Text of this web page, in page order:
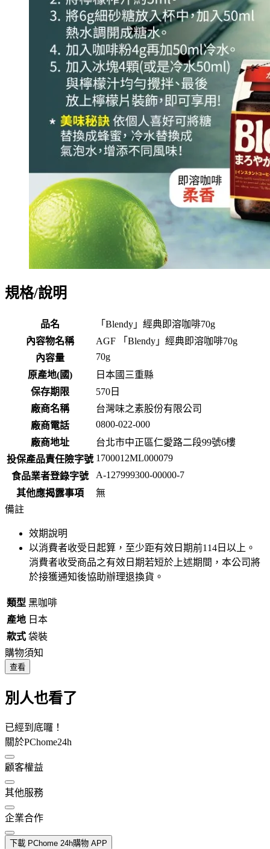
規格/說明
品名
「Blendy」經典即溶咖啡70g
內容物名稱
AGF 「Blendy」經典即溶咖啡70g
內容量
70g
原產地(國)
日本國三重縣
保存期限
570 日
廠商名稱
台灣味之素股份有限公司
廠商電話
0800-022-000
廠商地址
台北市中正區仁愛路二段99號6樓
投保產品責任險字號 1700012ML000079
食品業者登錄字號
A-127999300-00000-7
其他應揭露事項
無
備註
效期說明
以消費者收受日起算，至少距有效日期前114 日以上。
消費者收受商品之有效日期若短於上述期間，本公司將
於接獲通知後協助辦理退換貨。
類型 黑咖啡
產地 日本
款式 袋裝
購物須知
查看
別人也看了
已經到底囉！
關於PChome24h
顧客權益
其他服務
企業合作
下載 PChome 24h購物 APP